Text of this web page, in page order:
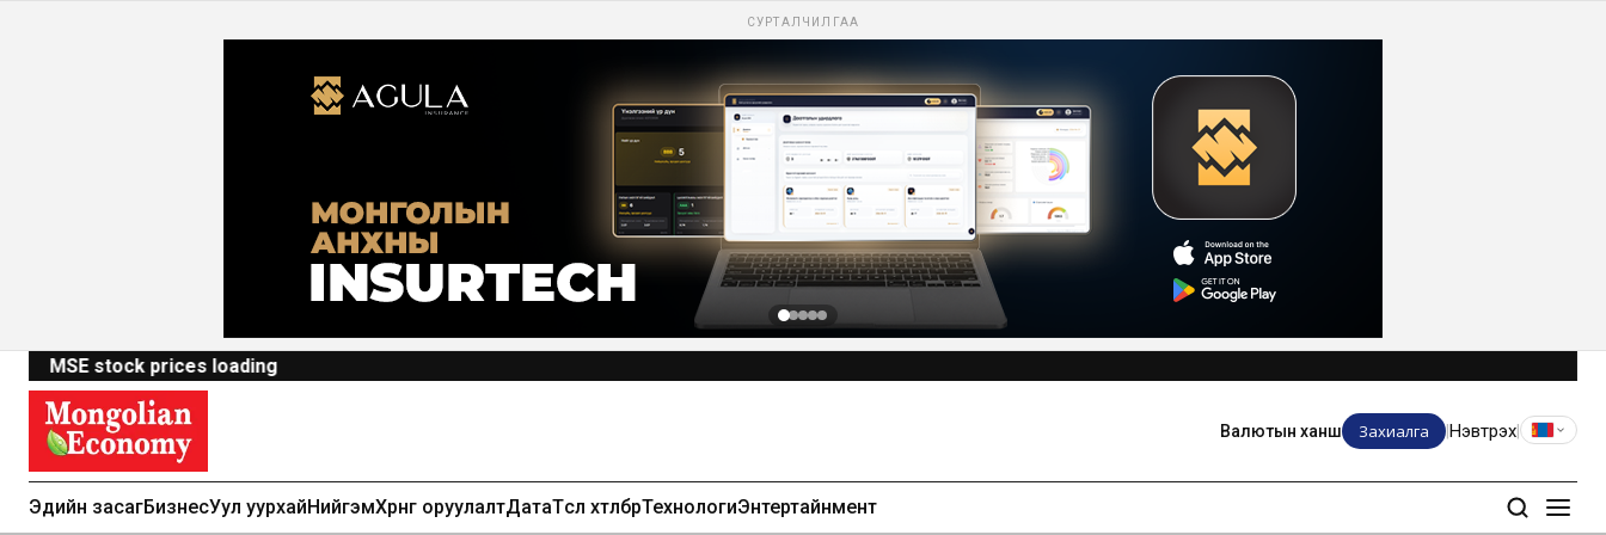
СУРТАЛЧИЛГАА
MSE stock prices loading
Валютын ханш Захиалга Нэвтрэх
Эдийн засагБизнесУул уурхайНийгэмХөрөнгө оруулалтДатаТөсөл хөтөлбөрТехнологиЭнтертайнмент